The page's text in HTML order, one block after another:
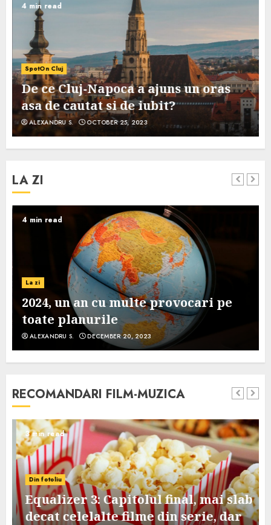
4 min read
SpotOn Cluj
De ce Cluj-Napoca a ajuns un oras
asa de cautat si de iubit?
ALEXANDRU S. OCTOBER 25, 2023
LA ZI
4 min read
La zi
2024, un an cu multe provocari pe
toate planurile
ALEXANDRU S. DECEMBER 20, 2023
RECOMANDARI FILM-MUZICA
3 min read
Din fotoliu
Equalizer 3: Capitolul final, mai slab
decat celelalte filme din serie, dar